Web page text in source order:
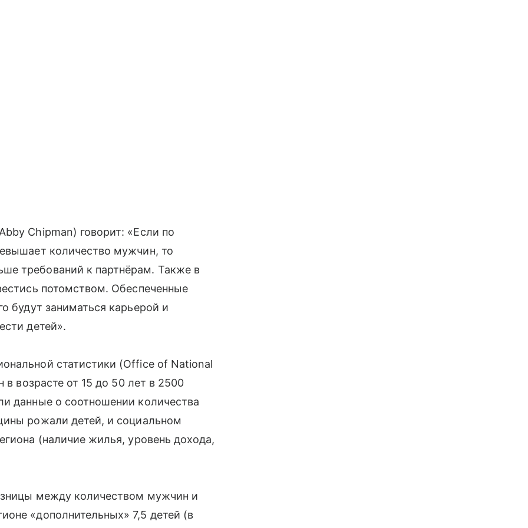
Chipman) говорит: «Если по
количество мужчин, то
требований к партнёрам. Также в
потомством. Обеспеченные
будут заниматься карьерой и
детей».
статистики (Office of National
возрасте от 15 до 50 лет в 2500
данные о соотношении количества
рожали детей, и социальном
(наличие жилья, уровень дохода,
между количеством мужчин и
«дополнительных» 7,5 детей (в